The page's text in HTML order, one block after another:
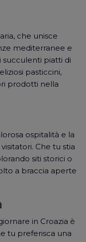
che unisce
mediterranee e
succulenti piatti di
pasticcini,
prodotti nella
ospitalità e la
Che tu stia
siti storici o
a braccia aperte
in Croazia è
tu preferisca una